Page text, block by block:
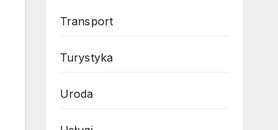
Transport
Turystyka
Uroda